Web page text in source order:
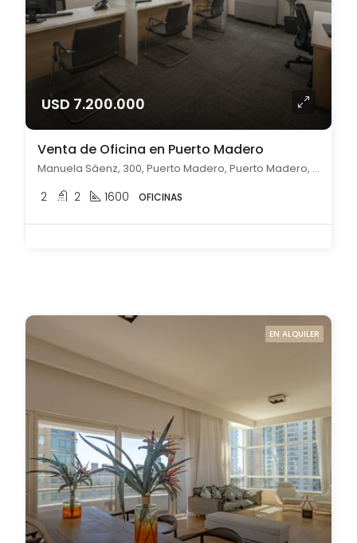
USD 7.200.000
Venta de Oficina en Puerto Madero
Manuela Sáenz, 300, Puerto Madero, Puerto Madero, Capital Federal
2 2 1600 OFICINAS
EN ALQUILER